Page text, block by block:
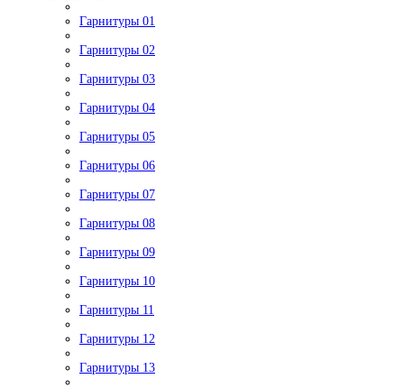
Гарнитуры 01
Гарнитуры 02
Гарнитуры 03
Гарнитуры 04
Гарнитуры 05
Гарнитуры 06
Гарнитуры 07
Гарнитуры 08
Гарнитуры 09
Гарнитуры 10
Гарнитуры 11
Гарнитуры 12
Гарнитуры 13